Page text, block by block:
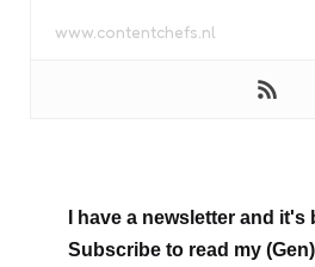
www.contentchefs.nl
I have a newsletter and it's
Subscribe to read my